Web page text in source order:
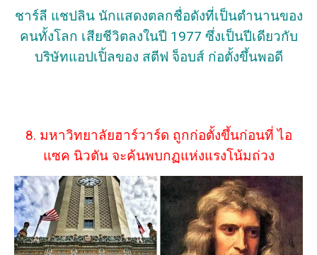
ชาร์ลี แชปลิน นักแสดงตลกชื่อดังที่เป็นตำนานของ
คนทั้งโลก เสียชีวิตลงในปี 1977 ซึ่งเป็นปีเดียวกับ
บริษัทแอปเปิ้ลของ สตีฟ จ็อบส์ ก่อตั้งขึ้นพอดี
8. มหาวิทยาลัยฮาร์วาร์ด ถูกก่อตั้งขึ้นก่อนที่ ไอ
แซค นิวตัน จะค้นพบกฏแห่งแรงโน้มถ่วง